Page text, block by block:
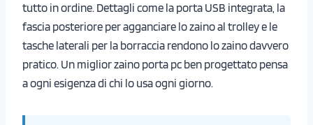
tutto in ordine. Dettagli come la porta USB integrata, la
fascia posteriore per agganciare lo zaino al trolley e le
tasche laterali per la borraccia rendono lo zaino davvero
pratico. Un miglior zaino porta pc ben progettato pensa
a ogni esigenza di chi lo usa ogni giorno.